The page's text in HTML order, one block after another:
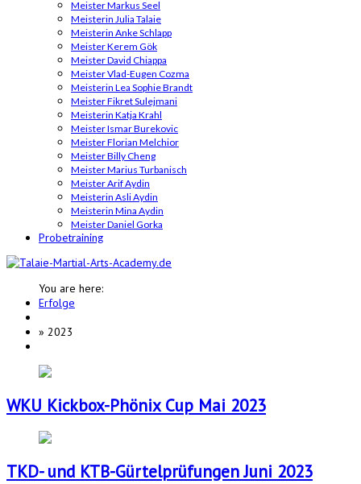
Meister Markus Seel
Meisterin Julia Talaie
Meisterin Anke Schlapp
Meister Kerem Gök
Meister David Chiappa
Meister Vlad-Eugen Cozma
Meisterin Lea Sophie Brandt
Meister Fikret Sulejmani
Meisterin Katja Krahl
Meister Ismar Burekovic
Meister Florian Melchior
Meister Billy Cheng
Meister Marius Turbanisch
Meister Arif Aydin
Meisterin Asli Aydin
Meisterin Mina Aydin
Meister Daniel Gorka
Probetraining
You are here:
Erfolge
» 2023
WKU Kickbox-Phönix Cup Mai 2023
TKD- und KTB-Gürtelprüfungen Juni 2023